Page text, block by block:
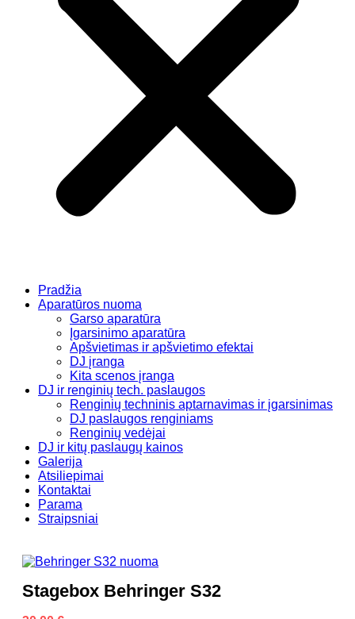
Pradžia
Aparatūros nuoma
Garso aparatūra
Įgarsinimo aparatūra
Apšvietimas ir apšvietimo efektai
DJ įranga
Kita scenos įranga
DJ ir renginių tech. paslaugos
Renginių techninis aptarnavimas ir įgarsinimas
DJ paslaugos renginiams
Renginių vedėjai
DJ ir kitų paslaugų kainos
Galerija
Atsiliepimai
Kontaktai
Parama
Straipsniai
Stagebox Behringer S32